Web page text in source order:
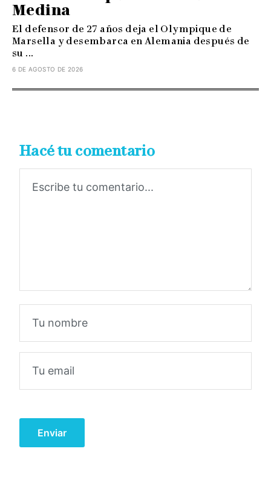
Medina
El defensor de 27 años deja el Olympique de
Marsella y desembarca en Alemania después de
su ...
6 DE AGOSTO DE 2026
Hacé tu comentario